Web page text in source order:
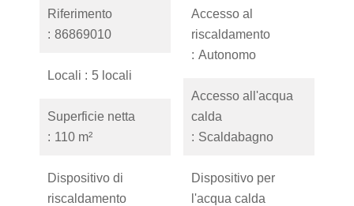
Riferimento
86869010
Locali 5 locali
Superficie netta
110 m²
Dispositivo di
riscaldamento
Accesso al
riscaldamento
Autonomo
Accesso all'acqua
calda
Scaldabagno
Dispositivo per
l'acqua calda